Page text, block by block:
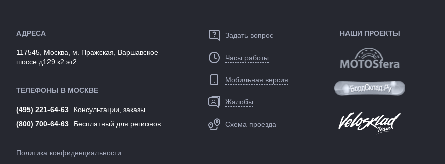
Артикул:
АДРЕСА
117545, Москва, м. Пражская, Варшавское
шоссе д129 к2 эт2
ТЕЛЕФОНЫ В МОСКВЕ
(495) 221-64-63
Консультации, заказы
(800) 700-64-63
Бесплатный для регионов
Политика конфиденциальности
Задать вопрос
Часы работы
Мобильная версия
Жалобы
Схема проезда
НАШИ ПРОЕКТЫ